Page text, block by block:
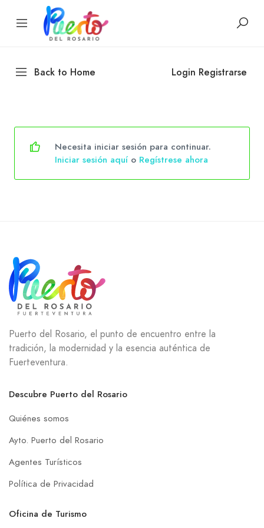
Back to Home Login Registrarse
Necesita iniciar sesión para continuar.
Iniciar sesión aquí o Regístrese ahora
Puerto del Rosario, el punto de encuentro entre la
tradición, la modernidad y la esencia auténtica de
Fuerteventura.
Descubre Puerto del Rosario
Quiénes somos
Ayto. Puerto del Rosario
Agentes Turísticos
Política de Privacidad
Oficina de Turismo